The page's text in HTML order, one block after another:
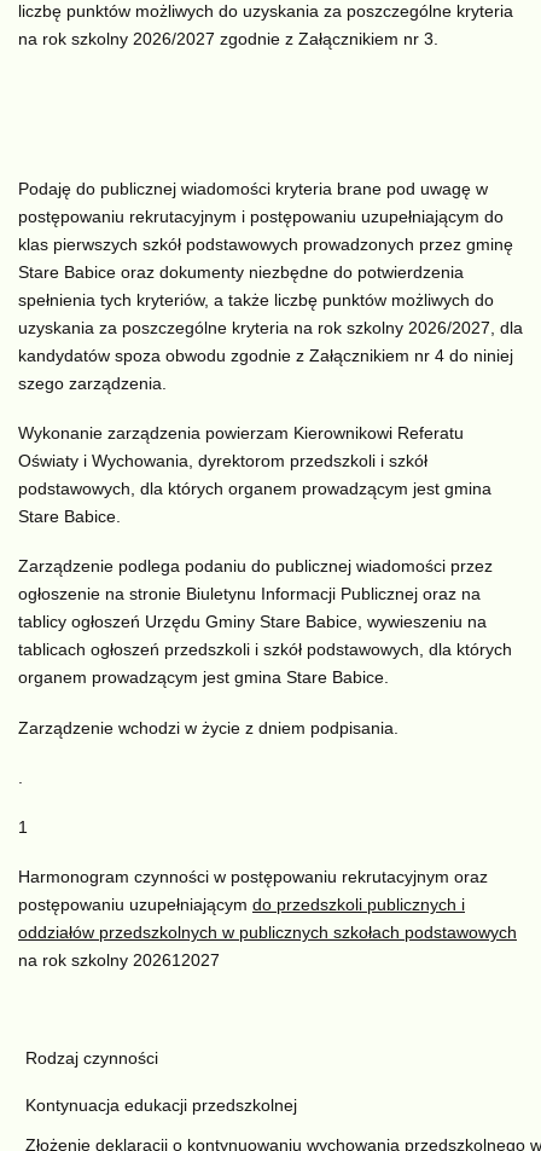
liczbę punktów możliwych do uzyskania za poszczególne kryteria
na rok szkolny 2026/2027 zgodnie z Załącznikiem nr 3.
Podaję do publicznej wiadomości kryteria brane pod uwagę w
postępowaniu rekrutacyjnym i postępowaniu uzupełniającym do
klas pierwszych szkół podstawowych prowadzonych przez gminę
Stare Babice oraz dokumenty niezbędne do potwierdzenia
spełnienia tych kryteriów, a także liczbę punktów możliwych do
uzyskania za poszczególne kryteria na rok szkolny 2026/2027, dla
kandydatów spoza obwodu zgodnie z Załącznikiem nr 4 do niniej
szego zarządzenia.
Wykonanie zarządzenia powierzam Kierownikowi Referatu
Oświaty i Wychowania, dyrektorom przedszkoli i szkół
podstawowych, dla których organem prowadzącym jest gmina
Stare Babice.
Zarządzenie podlega podaniu do publicznej wiadomości przez
ogłoszenie na stronie Biuletynu Informacji Publicznej oraz na
tablicy ogłoszeń Urzędu Gminy Stare Babice, wywieszeniu na
tablicach ogłoszeń przedszkoli i szkół podstawowych, dla których
organem prowadzącym jest gmina Stare Babice.
Zarządzenie wchodzi w życie z dniem podpisania.
1
Harmonogram czynności w postępowaniu rekrutacyjnym oraz
postępowaniu uzupełniającym do przedszkoli publicznych i
oddziałów przedszkolnych w publicznych szkołach podstawowych
na rok szkolny 202612027
Rodzaj czynności
Kontynuacja edukacji przedszkolnej
Złożenie deklaracji o kontynuowaniu wychowania przedszkolnego w